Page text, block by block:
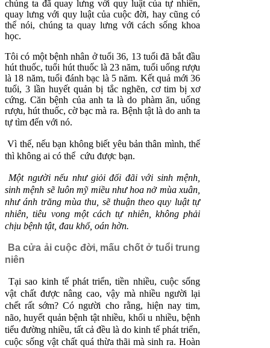
chúng ta đã quay lưng với quy luật của tự nhiên,
quay lưng với quy luật của cuộc đời, hay cũng có
thể nói, chúng ta quay lưng với cách sống khoa
học.
Tôi có một bệnh nhân ở tuổi 36, 13 tuổi đã bắt đầu
hút thuốc, tuổi hút thuốc là 23 năm, tuổi uống rượu
là 18 năm, tuổi đánh bạc là 5 năm. Kết quả mới 36
tuổi, 3 lần huyết quản bị tắc nghẽn, cơ tim bị xơ
cứng. Căn bệnh của anh ta là do phàm ăn, uống
rượu, hút thuốc, cờ bạc mà ra. Bệnh tật là do anh ta
tự tìm đến với nó.
Vì thế, nếu bạn không biết yêu bản thân mình, thế
thì không ai có thể cứu được bạn.
Một người nếu như giỏi đối đãi với sinh mệnh,
sinh mệnh sẽ luôn mỹ miều như hoa nở mùa xuân,
như ánh trăng mùa thu, sẽ thuận theo quy luật tự
nhiên, tiêu vong một cách tự nhiên, không phải
chịu bệnh tật, đau khổ, oán hờn.
Ba cửa ải cuộc đời, mấu chốt ở tuổi trung
niên
Tại sao kinh tế phát triển, tiền nhiều, cuộc sống
vật chất được nâng cao, vậy mà nhiều người lại
chết rất sớm? Có người cho rằng, hiện nay tim,
não, huyết quản bệnh tật nhiều, khối u nhiều, bệnh
tiểu đường nhiều, tất cả đều là do kinh tế phát triển,
cuộc sống vật chất quá thừa thãi mà sinh ra. Hoàn